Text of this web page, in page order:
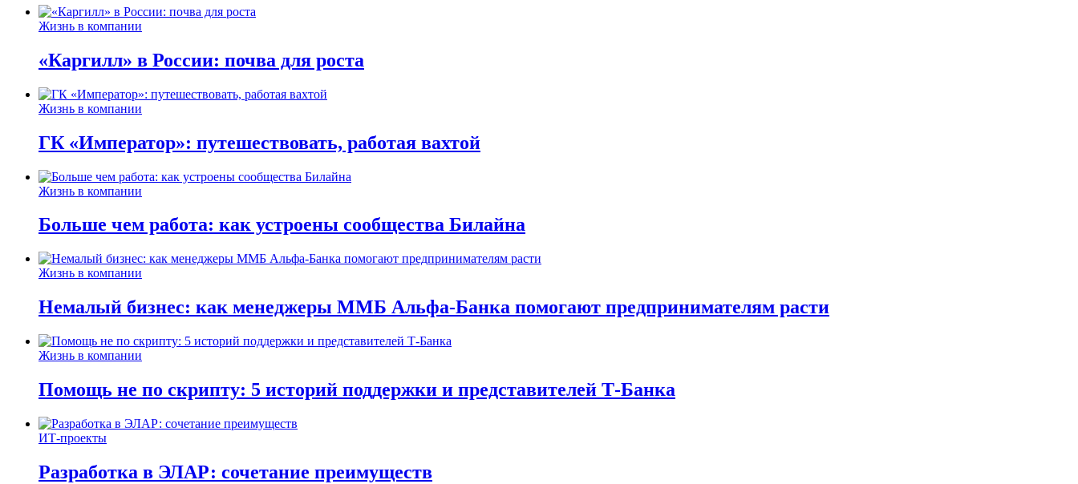
Жизнь в компании
«Каргилл» в России: почва для роста
Жизнь в компании
ГК «Император»: путешествовать, работая вахтой
Жизнь в компании
Больше чем работа: как устроены сообщества Билайна
Жизнь в компании
Немалый бизнес: как менеджеры ММБ Альфа-Банка помогают предпринимателям расти
Жизнь в компании
Помощь не по скрипту: 5 историй поддержки и представителей Т-Банка
ИТ-проекты
Разработка в ЭЛАР: сочетание преимуществ